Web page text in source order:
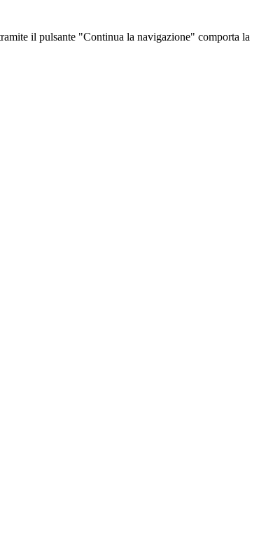
il pulsante "Continua la navigazione" comporta la